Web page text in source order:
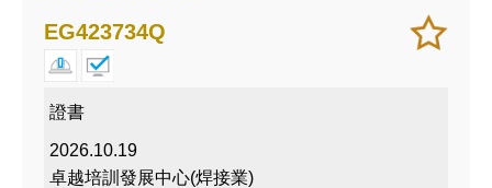
加
入/
儲存
課程
EG423734Q
證書
2026.10.19
卓越培訓發展中心(焊接業)